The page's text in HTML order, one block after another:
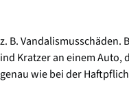
Vandalismusschäden.
Kratzer an einem
wie bei der